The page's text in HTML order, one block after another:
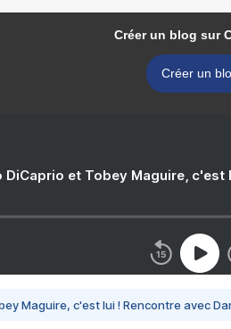
Créer un blog sur
Créer un
DiCaprio et Tobey Maguire,
Maguire, c'est lui ! Rencontre avec